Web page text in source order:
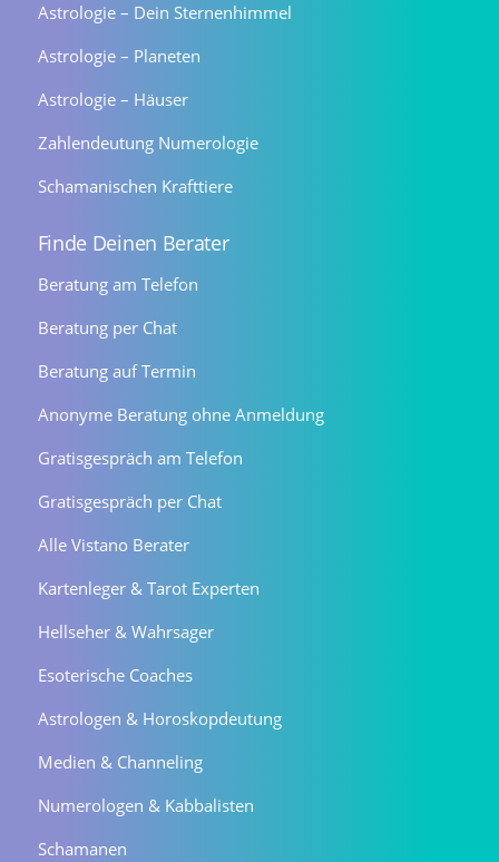
Astrologie – Dein Sternenhimmel
Astrologie – Planeten
Astrologie – Häuser
Zahlendeutung Numerologie
Schamanischen Krafttiere
Finde Deinen Berater
Beratung am Telefon
Beratung per Chat
Beratung auf Termin
Anonyme Beratung ohne Anmeldung
Gratisgespräch am Telefon
Gratisgespräch per Chat
Alle Vistano Berater
Kartenleger & Tarot Experten
Hellseher & Wahrsager
Esoterische Coaches
Astrologen & Horoskopdeutung
Medien & Channeling
Numerologen & Kabbalisten
Schamanen